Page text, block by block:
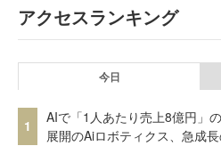
アクセスランキング
今日
1
AIで「1人あたり売上8億円」
展開のAiロボティクス、急成